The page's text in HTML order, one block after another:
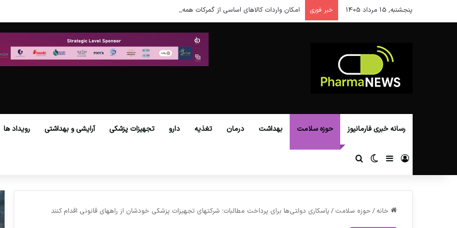
پنجشنبه, 15 مرداد 1405 خبر فوری امکان واردات کالاهای اساسی از گمرکات همه استان‌ها فراهم شد.
رسانه خبری فارمانیوز حوزه سلامت بهداشت درمان تغذیه دارو تجهیزات پزشکی آرایشی و بهداشتی رویداد ها
ورود سایدبارتغییر پوسته
خانه / حوزه سلامت / پاسکاری دولتی‌ها برای پرداخت مطالبات؛ شرکتهای تجهیزات پزشکی خودشان از راههای قانونی اقدام کنند